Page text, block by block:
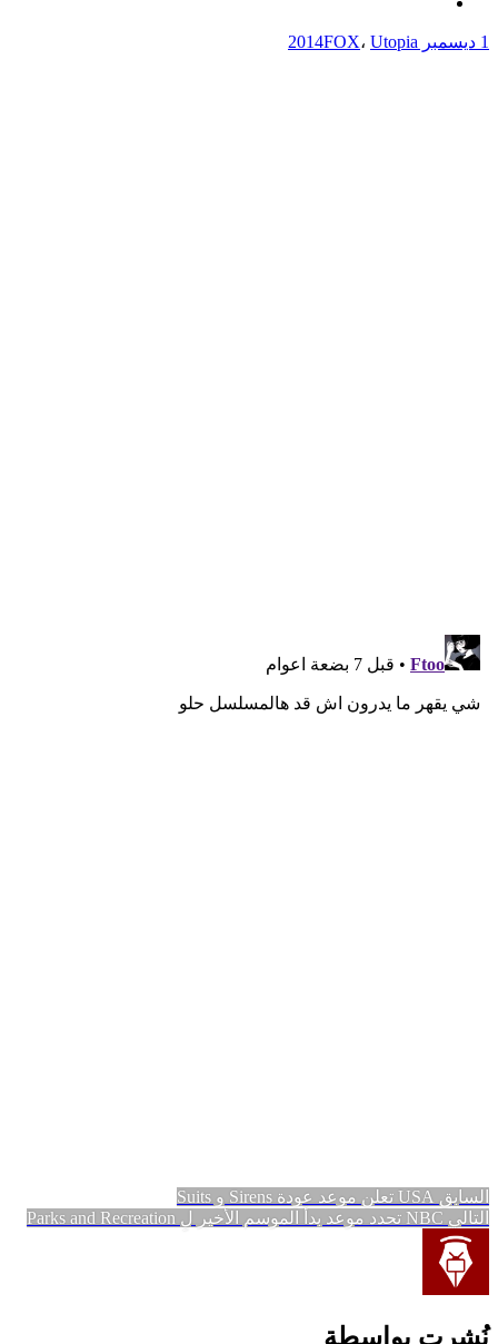
1 ديسمبر 2014 FOX، Utopia
تصفّح
المقالات
السابق المقالة
السابقة:
USA تعلن موعد عودة Sirens و Suits
التالي المقالة
التالية:
NBC تحدد موعد بدأ الموسم الأخير لِ Parks and Recreation
نُشرت بواسطة